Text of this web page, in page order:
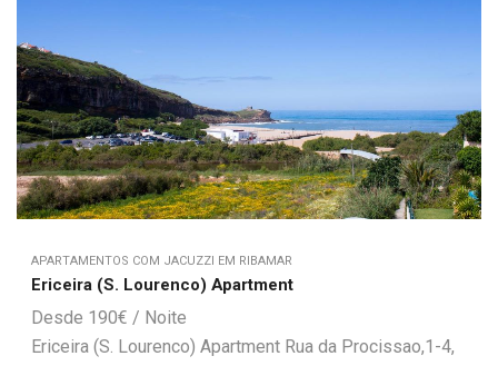
APARTAMENTOS COM JACUZZI EM RIBAMAR
Ericeira (S. Lourenco) Apartment
190€
Ericeira (S. Lourenco) Apartment Rua da Procissao,1-4,